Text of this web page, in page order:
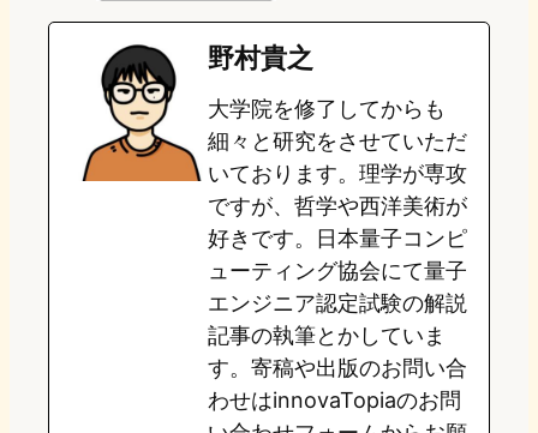
e
t
o
d
o
n
e
s
k
y
e
o
o
k
e
a
野村貴之
大学院を修了してからも
細々と研究をさせていただ
いております。理学が専攻
ですが、哲学や西洋美術が
好きです。日本量子コンピ
ューティング協会にて量子
エンジニア認定試験の解説
記事の執筆とかしていま
す。寄稿や出版のお問い合
わせはinnovaTopiaのお問